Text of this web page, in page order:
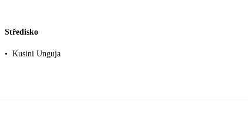
Středisko
• Kusini Unguja